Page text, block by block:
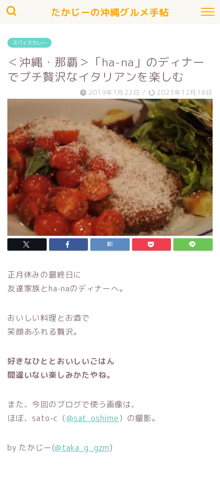
たかじーの沖縄グルメ手帖
スパイスカレー
＜沖縄・那覇＞「ha-na」のディナー
でプチ贅沢なイタリアンを楽しむ
2019年1月22日 / 2023年12月18日
正月休みの最終日に
友達家族とha-naのディナーへ。
おいしい料理とお酒で
笑顔あふれる贅沢。
好きなひととおいしいごはん
間違いない楽しみかたやね。
また、今回のブログで使う画像は、
ほぼ、sato-c（@sat_oshime）の撮影。
by たかじー(@taka_g_gzm)